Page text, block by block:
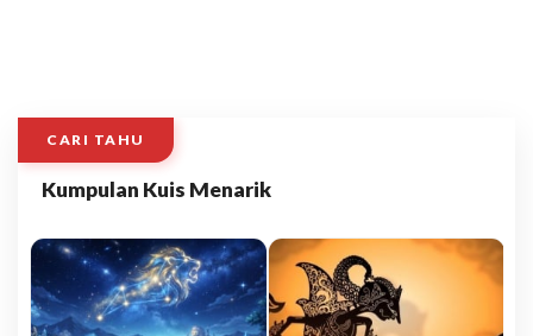
CARI TAHU
Kumpulan Kuis Menarik